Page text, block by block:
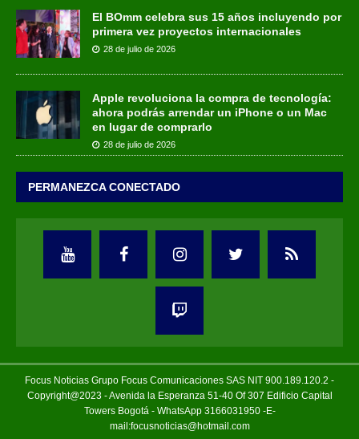
El BOmm celebra sus 15 años incluyendo por
primera vez proyectos internacionales
28 de julio de 2026
Apple revoluciona la compra de tecnología:
ahora podrás arrendar un iPhone o un Mac
en lugar de comprarlo
28 de julio de 2026
PERMANEZCA CONECTADO
Focus Noticias Grupo Focus Comunicaciones SAS NIT 900.189.120.2 -
Copyright@2023 - Avenida la Esperanza 51-40 Of 307 Edificio Capital
Towers Bogotá - WhatsApp 3166031950 -E-
mail:focusnoticias@hotmail.com